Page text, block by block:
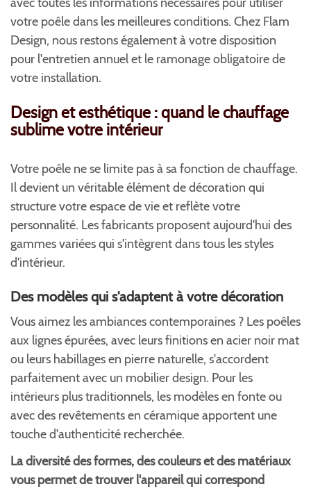
votre poêle dans les meilleures conditions. Chez Flam
Design, nous restons également à votre disposition
pour l'entretien annuel et le ramonage obligatoire de
votre installation.
Design et esthétique : quand le chauffage
sublime votre intérieur
Votre poêle ne se limite pas à sa fonction de chauffage.
Il devient un véritable élément de décoration qui
structure votre espace de vie et reflète votre
personnalité. Les fabricants proposent aujourd'hui des
gammes variées qui s'intègrent dans tous les styles
d'intérieur.
Des modèles qui s'adaptent à votre décoration
Vous aimez les ambiances contemporaines ? Les poêles
aux lignes épurées, avec leurs finitions en acier noir mat
ou leurs habillages en pierre naturelle, s'accordent
parfaitement avec un mobilier design. Pour les
intérieurs plus traditionnels, les modèles en fonte ou
avec des revêtements en céramique apportent une
touche d'authenticité recherchée.
La diversité des formes, des couleurs et des matériaux
vous permet de trouver l'appareil qui correspond